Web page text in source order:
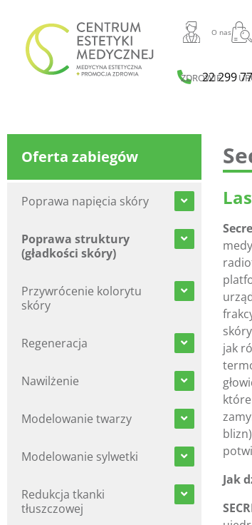
O nas
ZDROWIE
22 299
Oferta zabiegów
Poprawa napięcia skóry
Poprawa struktury
(gładkości skóry)
Przywrócenie kolorytu
skóry
Regeneracja
Nawilżenie
Modelowanie twarzy
Modelowanie sylwetki
Redukcja tkanki
tłuszczowej
jak
Jak